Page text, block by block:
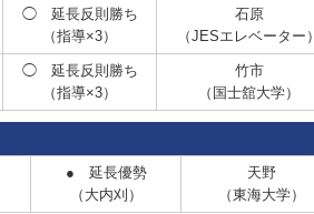
◯ 延長反則勝ち
（指導×3）
石原
（JESエレベーター）
◯ 延長反則勝ち
（指導×3）
竹市
（国士舘大学）
● 延長優勢
（大内刈）
天野
（東海大学）